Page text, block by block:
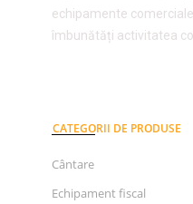
echipamente
îmbunătăți activitatea
CATEGORII DE PRODUSE
Cântare
Echipament fiscal